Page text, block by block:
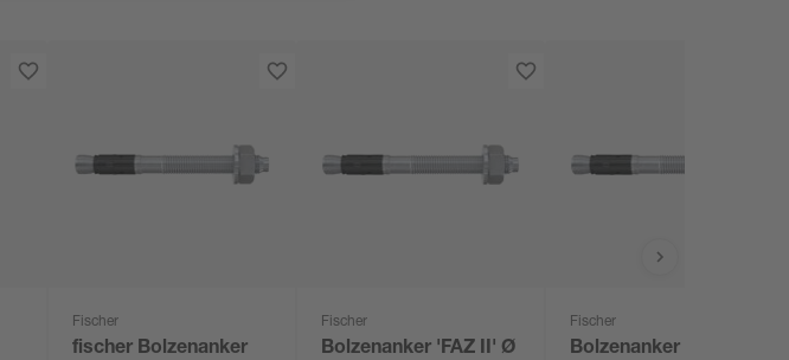
Fischer
fischer Bolzenanker
Fischer
Bolzenanker 'FAZ II' Ø
Fischer
Bolzenanker 'FAZ II' Ø